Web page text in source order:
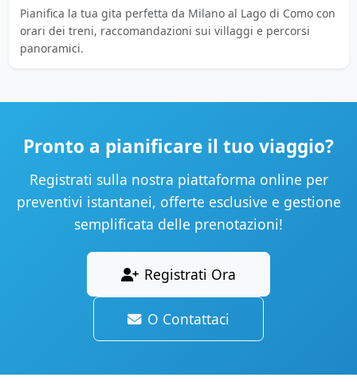
Pianifica la tua gita perfetta da Milano al Lago di Como con
orari dei treni, raccomandazioni sui villaggi e percorsi
panoramici.
Pronto a pianificare il tuo viaggio?
Registrati sulla nostra piattaforma online per
preventivi istantanei, offerte esclusive e gestione
semplificata delle prenotazioni!
Registrati Ora
O Contattaci